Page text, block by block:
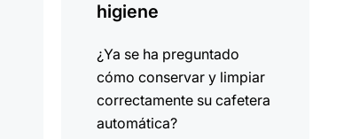
higiene
¿Ya se ha preguntado
cómo conservar y limpiar
correctamente su cafetera
automática?